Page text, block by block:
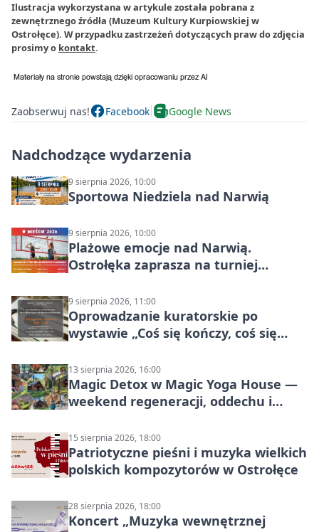
Ilustracja wykorzystana w artykule została pobrana z
zewnętrznego źródła (Muzeum Kultury Kurpiowskiej w
Ostrołęce). W przypadku zastrzeżeń dotyczących praw do zdjęcia
prosimy o kontakt.
Zaobserwuj nas! Facebook Google News
Nadchodzące wydarzenia
9 sierpnia 2026, 10:00
Sportowa Niedziela nad Narwią
9 sierpnia 2026, 10:00
Plażowe emocje nad Narwią.
Ostrołęka zaprasza na turniej
9 sierpnia 2026, 11:00
Oprowadzanie kuratorskie po
wystawie „Coś się kończy, coś się
Mazowsza do Korony”
13 sierpnia 2026, 16:00
Magic Detox w Magic Yoga House —
weekend regeneracji, oddechu i
15 sierpnia 2026, 18:00
Patriotyczne pieśni i muzyka wielkich
polskich kompozytorów w Ostrołęce
28 sierpnia 2026, 18:00
Koncert „Muzyka wewnętrznej